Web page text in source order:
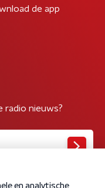
de app
nieuws?